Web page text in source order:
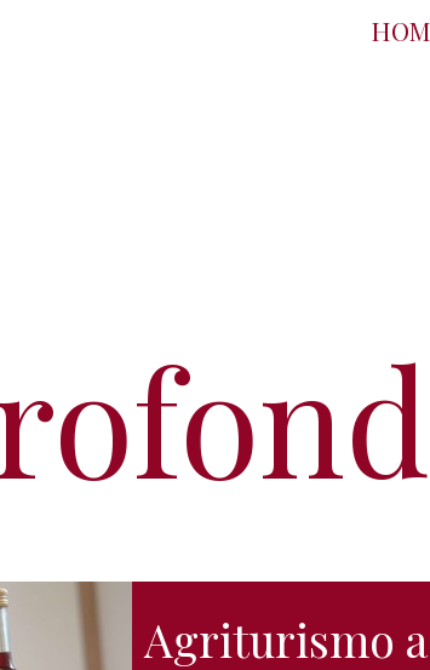
Agriturismo